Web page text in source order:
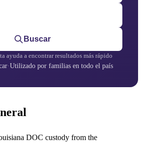
Buscar
ayuda a encontrar resultados más rápido
·Utilizado por familias en todo el país
DOC custody from the